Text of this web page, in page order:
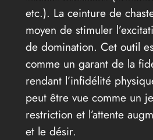
etc.). La ceinture de
moyen de stimuler
de domination. Cet outil
comme un garant de la
rendant l’infidélité
peut être vue comme un
restriction et l’attente
et le désir.